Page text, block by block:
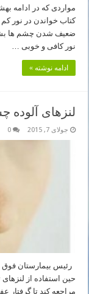
مواردی که در ادامه
کتاب خواندن در نور
ضعیف شدن چشم ها
نور کافی و خوبی …
ادامه نوشته »
لنزهای
جولای 7, 2015 0
رئیس بیمارستان
حین استفاده از
مراجعه کند تا